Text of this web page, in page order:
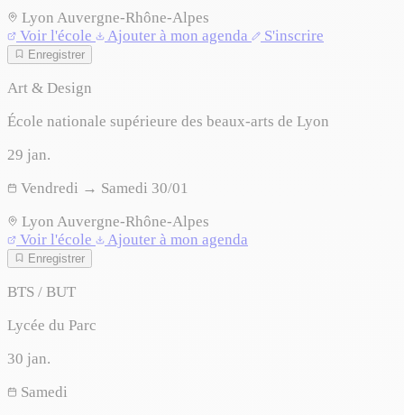
Lyon Auvergne-Rhône-Alpes
Voir l'école
Ajouter à mon agenda S'inscrire
Enregistrer
Art & Design
École nationale supérieure des beaux-arts de Lyon
29 jan.
Vendredi → Samedi 30/01
Lyon Auvergne-Rhône-Alpes
Voir l'école
Ajouter à mon agenda
Enregistrer
BTS / BUT
Lycée du Parc
30 jan.
Samedi